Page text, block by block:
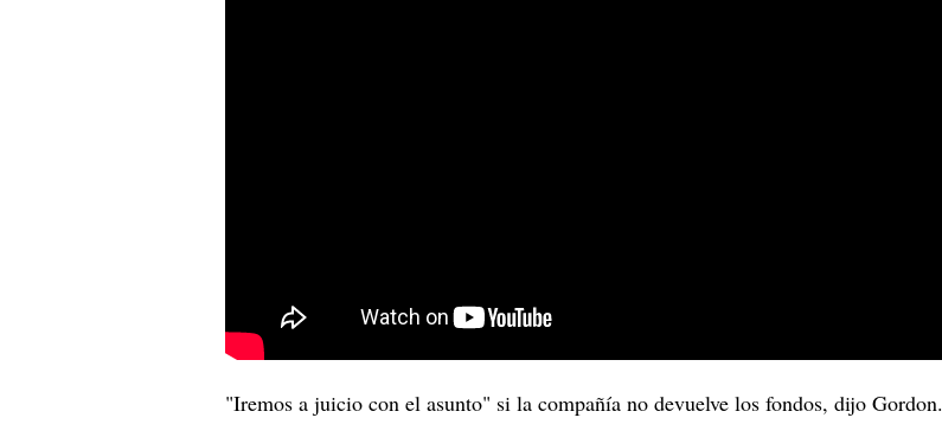
"Iremos a juicio con el asunto" si la compañía no devuelve los fondos, dijo Gordon.